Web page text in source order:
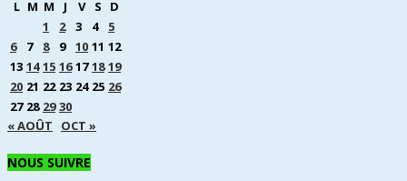
L M M J V S
D
1
2 3 4
5
6
7 8 9 10 11 12
13 14 15 16 17 18 19
20 21 22 23 24 25 26
27 28 29 30
« AOÛT
OCT »
NOUS SUIVRE